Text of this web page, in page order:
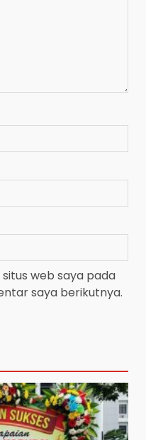
web saya pada
saya berikutnya.